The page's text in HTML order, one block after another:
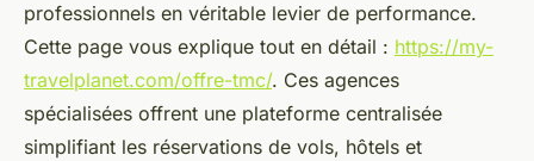
professionnels en véritable levier de performance.
Cette page vous explique tout en détail : https://my-
travelplanet.com/offre-tmc/. Ces agences
spécialisées offrent une plateforme centralisée
simplifiant les réservations de vols, hôtels et